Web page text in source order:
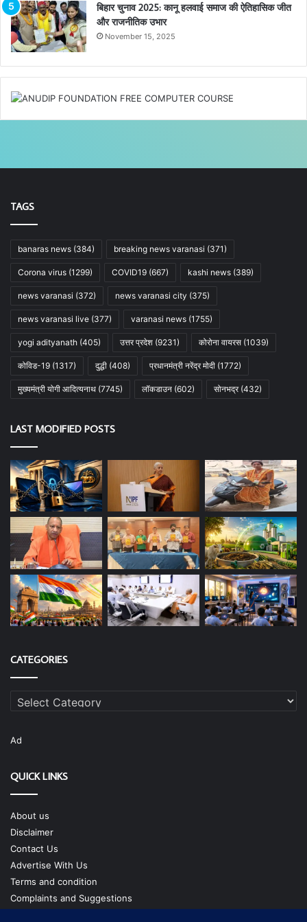
बिहार चुनाव 2025: कानू हलवाई समाज की ऐतिहासिक जीत
और राजनीतिक उभार
November 15, 2025
TAGS
banaras news (384) breaking news varanasi (371)
Corona virus (1299) COVID19 (667) kashi news (389)
news varanasi (372) news varanasi city (375)
news varanasi live (377) varanasi news (1755)
yogi adityanath (405) उत्तर प्रदेश (9231) कोरोना वायरस (1039)
कोविड-19 (1317) दुद्धी (408) प्रधानमंत्री नरेंद्र मोदी (1772)
मुख्यमंत्री योगी आदित्यनाथ (7745) लॉकडाउन (602) सोनभद्र(432)
LAST MODIFIED POSTS
CATEGORIES
Categories
Ad
QUICK LINKS
About us
Disclaimer
Contact Us
Advertise With Us
Terms and condition
Complaints and Suggestions